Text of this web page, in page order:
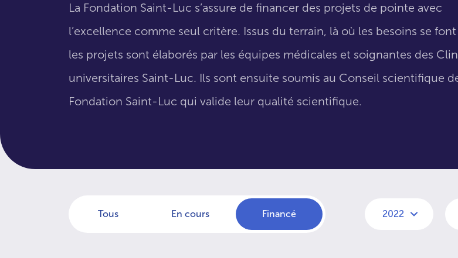
La Fondation Saint-Luc s’assure de financer des projets de pointe avec
l’excellence comme seul critère. Issus du terrain, là où les besoins se
les projets sont élaborés par les équipes médicales et soignantes des
universitaires Saint-Luc. Ils sont ensuite soumis au Conseil scientifique
Fondation Saint-Luc qui valide leur qualité scientifique.
Tous En cours Financé 2022